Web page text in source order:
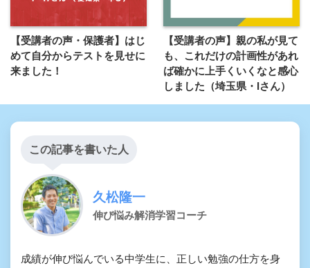
【受講者の声・保護者】はじ
めて自分からテストを見せに
来ました！
【受講者の声】親の私が見て
も、これだけの計画性があれ
ば確かに上手くいくなと感心
しました（埼玉県・Iさん）
この記事を書いた人
久松隆一
伸び悩み解消学習コーチ
成績が伸び悩んでいる中学生に、正しい勉強の仕方を身